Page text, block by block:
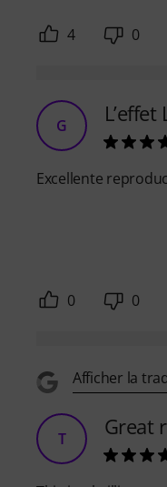
4 0
G
Excellente
0 0
Afficher la
T Great